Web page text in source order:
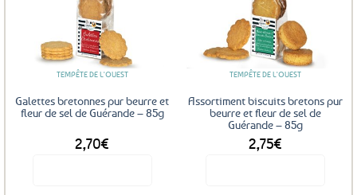
TEMPÊTE DE L'OUEST
Galettes bretonnes pur beurre et
fleur de sel de Guérande – 85g
2,70€
favoris
TEMPÊTE DE L'OUEST
Assortiment biscuits bretons pur
beurre et fleur de sel de
Guérande – 85g
2,75€